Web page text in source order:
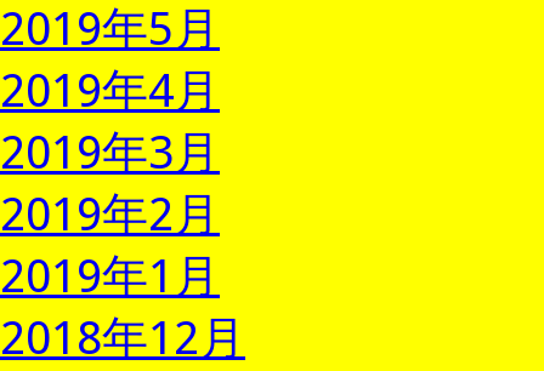
2019年5月
2019年4月
2019年3月
2019年2月
2019年1月
2018年12月